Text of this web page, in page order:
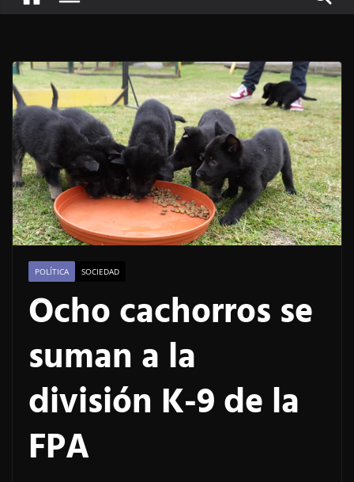
POLÍTICA SOCIEDAD
Ocho cachorros se
suman a la
división K-9 de la
FPA